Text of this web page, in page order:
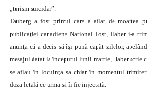
„turism suicidar”.
Tauberg a fost primul care a aflat de moartea
publicaţiei canadiene National Post, Haber i-a
anunţa că a decis să îşi pună capăt zilelor,
mesajul datat la începutul lunii martie, Haber scrie
se aflau în locuinţa sa chiar în momentul
doza letală ce urma să îi fie injectată.